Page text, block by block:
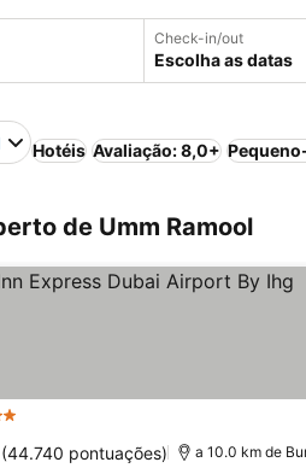
Check-in/out
Escolha as datas
Hotéis Avaliação: 8,0+
de Umm Ramool
(44.740 pontuações) a 10.0 km de